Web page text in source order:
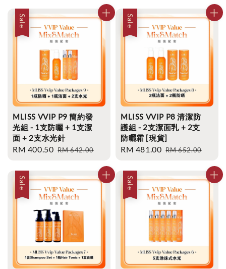
Sale
MLISS VVIP P9 簡約發
光組 - 1支防曬 + 1支潔
面 + 2支水光針
Sale
RM 400.50 Regular
RM 642.00
Sale
MLISS VVIP P8 清潔防
護組 - 2支潔面乳 + 2支
防曬霜 [現貨]
Sale
RM 481.00 Regular
RM 652.00
Sale Sale